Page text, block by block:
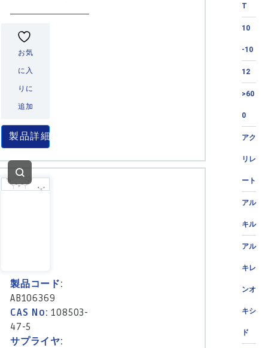
T
10
-10
12
>60
0
アク
リレ
ート
アル
キル
アル
キレ
ンオ
キシ
ド
お気
に入
りに
追加
製品詳細
製品コード:
AB106369
CAS No:108503-
47-5
サプライヤ: